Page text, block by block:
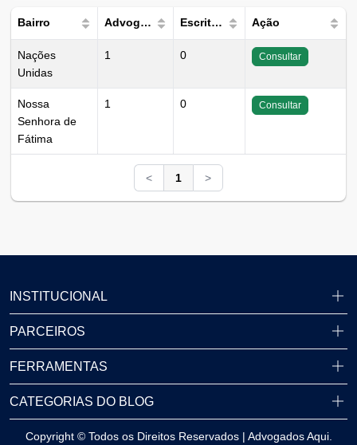
Bairro Advogados Escritórios Ação
Nações
Unidas
1 0 Consultar
Nossa
Senhora de
Fátima
1 0 Consultar
< 1 >
INSTITUCIONAL
PARCEIROS
FERRAMENTAS
CATEGORIAS DO BLOG
Copyright © Todos os Direitos Reservados | Advogados Aqui.